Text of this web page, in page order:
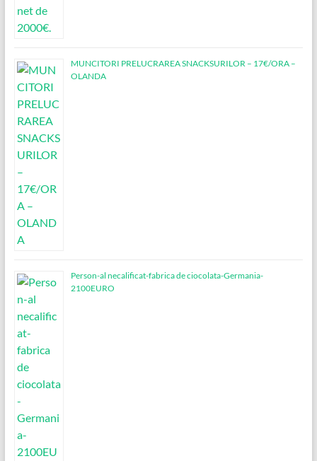
MUNCITORI PRELUCRAREA SNACKSURILOR – 17€/ORA –
OLANDA
Person-al necalificat-fabrica de ciocolata-Germania-
2100EURO